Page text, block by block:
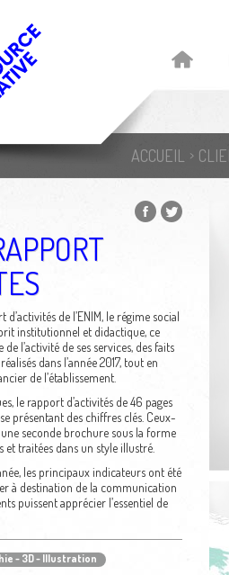
ACCUEIL
d’activités de l’ENIM, le régime social
institutionnel et didactique, ce
l’activité de ses services, des faits
dans l’année 2017, tout en
de l’établissement.
le rapport d’activités de 46 pages
présentant des chiffres clés. Ceux-
seconde brochure sous la forme
et traitées dans un style illustré.
les principaux indicateurs ont été
à destination de la communication
puissent apprécier l’essentiel de
- 3D - Illustration